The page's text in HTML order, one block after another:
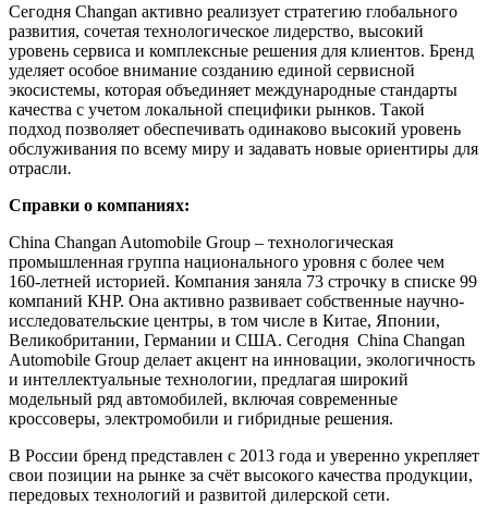
Сегодня Changan активно реализует стратегию глобального
развития, сочетая технологическое лидерство, высокий
уровень сервиса и комплексные решения для клиентов. Бренд
уделяет особое внимание созданию единой сервисной
экосистемы, которая объединяет международные стандарты
качества с учетом локальной специфики рынков. Такой
подход позволяет обеспечивать одинаково высокий уровень
обслуживания по всему миру и задавать новые ориентиры для
отрасли.
Справки о компаниях:
China Changan Automobile Group – технологическая
промышленная группа национального уровня с более чем
160-летней историей. Компания заняла 73 строчку в списке 99
компаний КНР. Она активно развивает собственные научно-
исследовательские центры, в том числе в Китае, Японии,
Великобритании, Германии и США. Сегодня China Changan
Automobile Group делает акцент на инновации, экологичность
и интеллектуальные технологии, предлагая широкий
модельный ряд автомобилей, включая современные
кроссоверы, электромобили и гибридные решения.
В России бренд представлен с 2013 года и уверенно укрепляет
свои позиции на рынке за счёт высокого качества продукции,
передовых технологий и развитой дилерской сети.